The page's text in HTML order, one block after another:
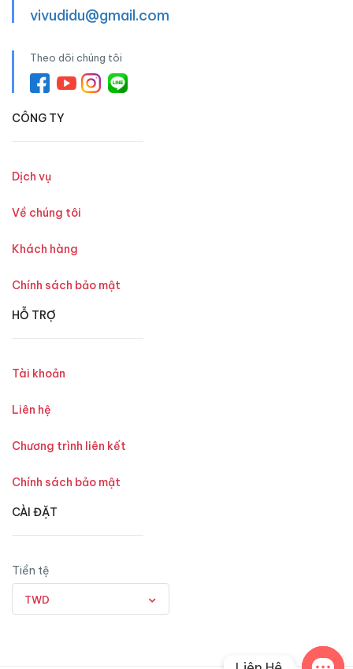
vivudidu@gmail.com
Theo dõi chúng tôi
CÔNG TY
Dịch vụ
Về chúng tôi
Khách hàng
Chính sách bảo mật
HỖ TRỢ
Tài khoản
Liên hệ
Chương trình liên kết
Chính sách bảo mật
CÀI ĐẶT
Tiền tệ
TWD